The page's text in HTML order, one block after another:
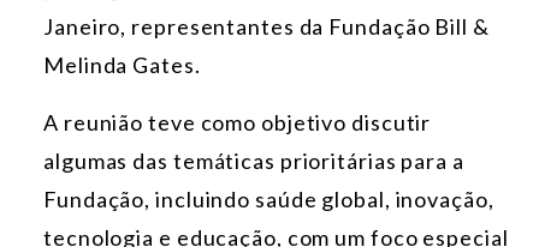
Janeiro, representantes da Fundação Bill &
Melinda Gates.
A reunião teve como objetivo discutir
algumas das temáticas prioritárias para a
Fundação, incluindo saúde global, inovação,
tecnologia e educação, com um foco especial